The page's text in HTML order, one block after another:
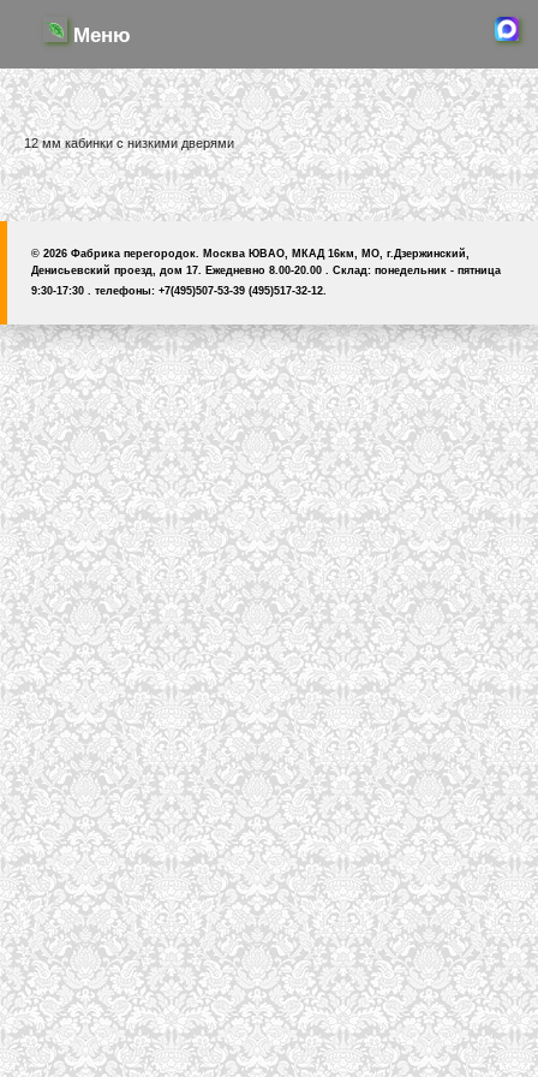
Меню
12 мм кабинки с низкими дверями
© 2026 Фабрика перегородок. Москва ЮВАО, МКАД 16км, МО, г.Дзержинский,
Денисьевский проезд, дом 17. Ежедневно 8.00-20.00 . Склад: понедельник - пятница
9:30-17:30 . телефоны: +7(495)507-53-39 (495)517-32-12.